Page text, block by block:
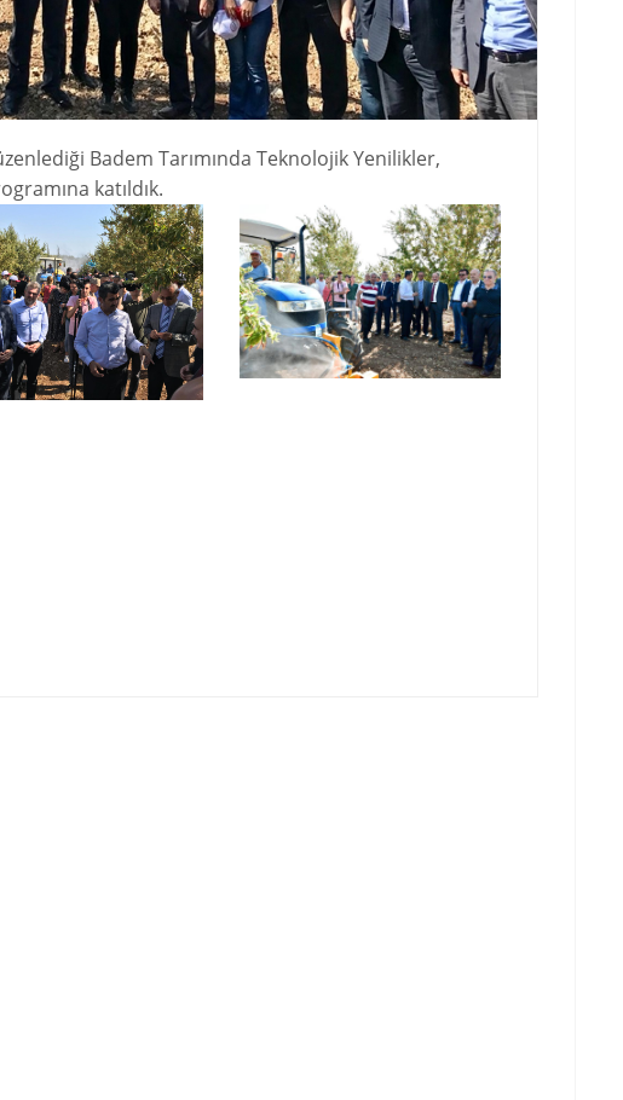
Badem Tarımında Teknolojik Yenilikler,
katıldık.